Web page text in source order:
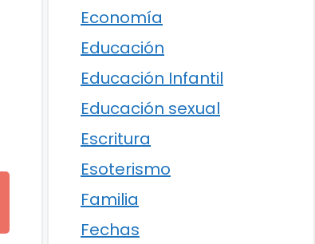
Economía
Educación
Educación Infantil
Educación sexual
Escritura
Esoterismo
Familia
Fechas